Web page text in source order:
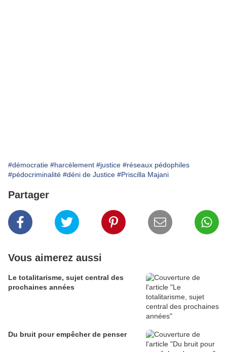
#démocratie #harcèlement #justice #réseaux pédophiles
#pédocriminalité #déni de Justice #Priscilla Majani
Partager
Vous aimerez aussi
Le totalitarisme, sujet central des
prochaines années
Du bruit pour empêcher de penser